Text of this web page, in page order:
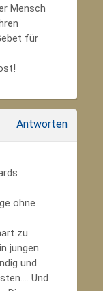
Mensch
für
Antworten
ohne
zu
jungen
und
Und